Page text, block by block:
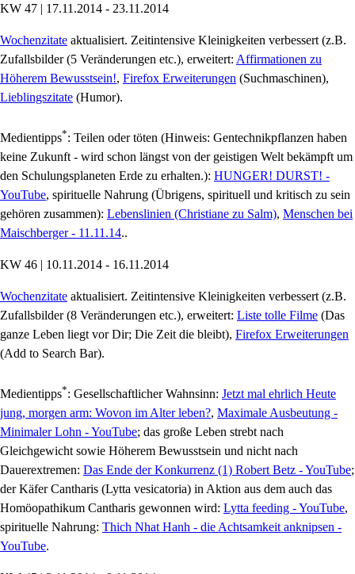
KW 47 | 17.11.2014 - 23.11.2014
Wochenzitate aktualisiert. Zeitintensive Kleinigkeiten verbessert (z.B.
Zufallsbilder (5 Veränderungen etc.), erweitert: Affirmationen zu
Höherem Bewusstsein!, Firefox Erweiterungen (Suchmaschinen),
Lieblingszitate (Humor).
Medientipps*: Teilen oder töten (Hinweis: Gentechnikpflanzen haben
keine Zukunft - wird schon längst von der geistigen Welt bekämpft um
den Schulungsplaneten Erde zu erhalten.): HUNGER! DURST! -
YouTube, spirituelle Nahrung (Übrigens, spirituell und kritisch zu sein
gehören zusammen): Lebenslinien (Christiane zu Salm), Menschen bei
Maischberger - 11.11.14..
KW 46 | 10.11.2014 - 16.11.2014
Wochenzitate aktualisiert. Zeitintensive Kleinigkeiten verbessert (z.B.
Zufallsbilder (8 Veränderungen etc.), erweitert: Liste tolle Filme (Das
ganze Leben liegt vor Dir; Die Zeit die bleibt), Firefox Erweiterungen
(Add to Search Bar).
Medientipps*: Gesellschaftlicher Wahnsinn: Jetzt mal ehrlich Heute
jung, morgen arm: Wovon im Alter leben?, Maximale Ausbeutung -
Minimaler Lohn - YouTube; das große Leben strebt nach
Gleichgewicht sowie Höherem Bewusstsein und nicht nach
Dauerextremen: Das Ende der Konkurrenz (1) Robert Betz - YouTube;
der Käfer Cantharis (Lytta vesicatoria) in Aktion aus dem auch das
Homöopathikum Cantharis gewonnen wird: Lytta feeding - YouTube,
spirituelle Nahrung: Thich Nhat Hanh - die Achtsamkeit anknipsen -
YouTube.